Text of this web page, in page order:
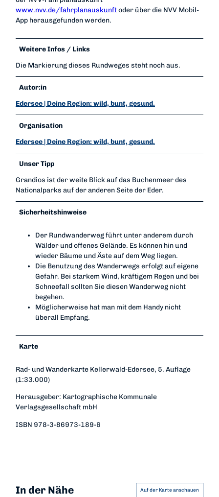
www.nvv.de/fahrplanauskunftoder über die NVV Mobil-
App herausgefunden werden.
Weitere Infos / Links
Die Markierung dieses Rundweges steht noch aus.
Autor:in
Edersee | Deine Region: wild, bunt, gesund.
Organisation
Edersee | Deine Region: wild, bunt, gesund.
Unser Tipp
Grandios ist der weite Blick auf das Buchenmeer des
Nationalparks auf der anderen Seite der Eder.
Sicherheitshinweise
Der Rundwanderweg führt unter anderem durch
Wälder und offenes Gelände. Es können hin und
wieder Bäume und Äste auf dem Weg liegen.
Die Benutzung des Wanderwegs erfolgt auf eigene
Gefahr. Bei starkem Wind, kräftigem Regen und bei
Schneefall sollten Sie diesen Wanderweg nicht
begehen.
Möglicherweise hat man mit dem Handy nicht
überall Empfang.
Karte
Rad- und Wanderkarte Kellerwald-Edersee, 5. Auflage
(1:33.000)
Herausgeber: Kartographische Kommunale
Verlagsgesellschaft mbH
ISBN 978-3-86973-189-6
In der Nähe Auf der Karte anschauen